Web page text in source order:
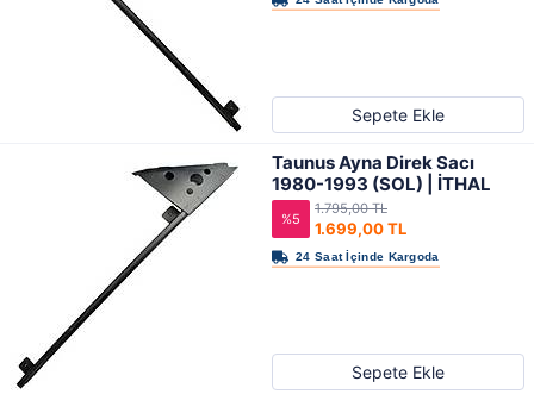
Sepete Ekle
Taunus Ayna Direk Sacı
1980-1993 (SOL) | İTHAL
%5 1.699,00 TL
1.795,00 TL
Sepete Ekle